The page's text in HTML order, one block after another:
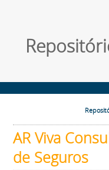
AR Viva
de Seguros